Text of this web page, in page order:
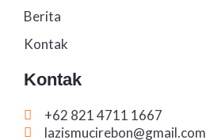
Berita
Kontak
Kontak
+62 821 4711 1667
lazismucirebon@gmail.com